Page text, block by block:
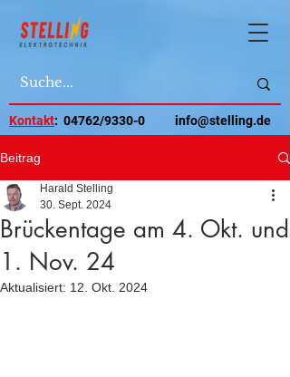
Kontakt: 04762/9330-0 info@stelling.de
Beitrag
Brückentage am 4. Okt. und
1. Nov. 24
Harald Stelling
30. Sept. 2024
Aktualisiert: 12. Okt. 2024